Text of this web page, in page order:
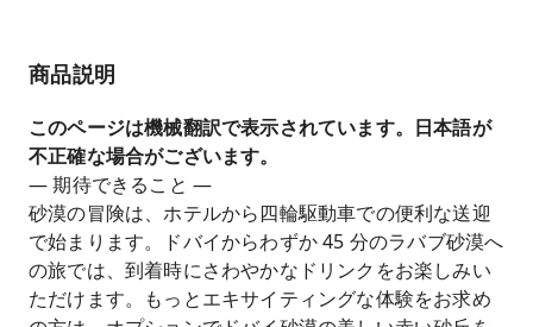
ラクダに乗ってリラックスしながら、砂丘から昇
望遠鏡で星空を眺めながら、砂漠の空の本質と魔
法を感じてください。
商品説明
このページは機械翻訳で表示されています。日本語が
不正確な場合がございます。
— 期待できること —
砂漠の冒険は、ホテルから四輪駆動車での便利な送迎
で始まります。ドバイからわずか 45 分のラバブ砂漠へ
の旅では、到着時にさわやかなドリンクをお楽しみい
ただけます。もっとエキサイティングな体験をお求め